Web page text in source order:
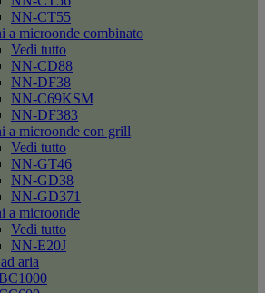
NN-CT55
a microonde combinato
Vedi tutto
NN-CD88
NN-DF38
NN-C69KSM
NN-DF383
a microonde con grill
Vedi tutto
NN-GT46
NN-GD38
NN-GD371
a microonde
Vedi tutto
NN-E20J
aria